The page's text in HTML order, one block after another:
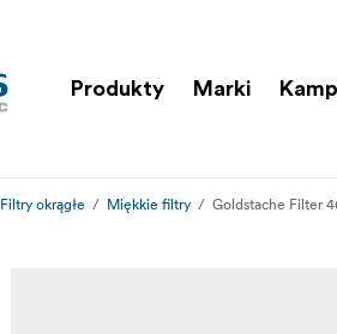
Produkty Marki
Filtry okrągłe Miękkie filtry Goldstache Filter